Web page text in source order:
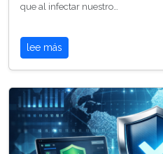
que al infectar nuestro…
lee más